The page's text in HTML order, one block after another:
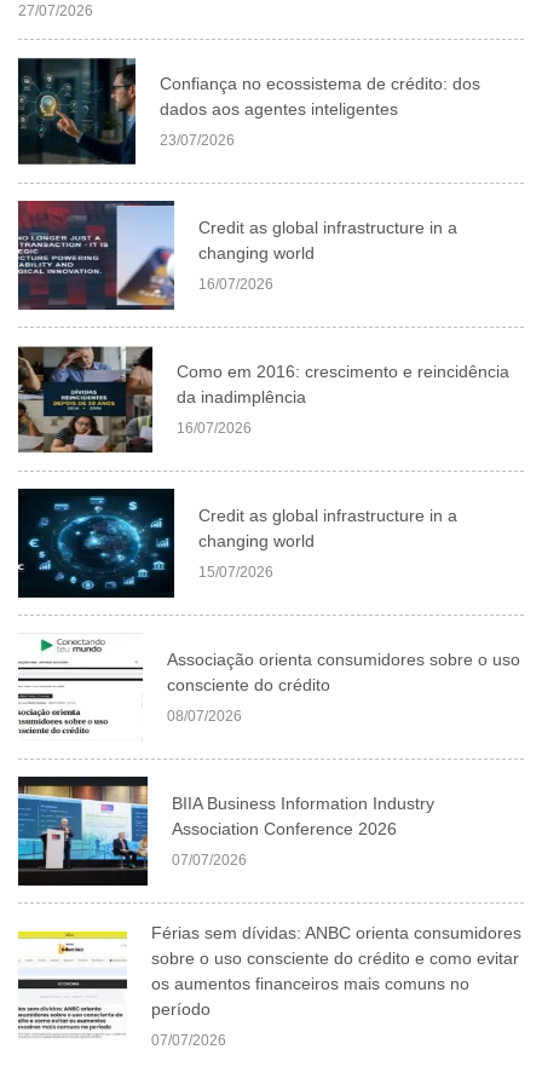
27/07/2026
Confiança no ecossistema de crédito: dos
dados aos agentes inteligentes
23/07/2026
Credit as global infrastructure in a
changing world
16/07/2026
Como em 2016: crescimento e reincidência
da inadimplência
16/07/2026
Credit as global infrastructure in a
changing world
15/07/2026
Associação orienta consumidores sobre o uso
consciente do crédito
08/07/2026
BIIA Business Information Industry
Association Conference 2026
07/07/2026
Férias sem dívidas: ANBC orienta consumidores
sobre o uso consciente do crédito e como evitar
os aumentos financeiros mais comuns no
período
07/07/2026